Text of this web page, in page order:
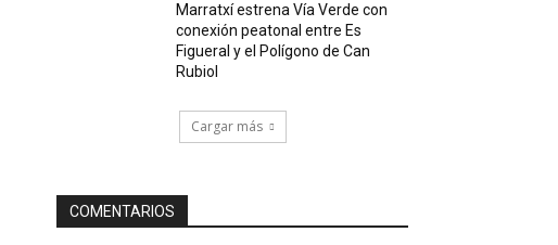
Marratxí estrena Vía Verde con
conexión peatonal entre Es
Figueral y el Polígono de Can
Rubiol
Cargar más
COMENTARIOS